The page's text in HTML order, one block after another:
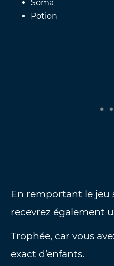
Soma
Potion
En remportant le jeu
recevrez également
Trophée, car vous
exact d’enfants.